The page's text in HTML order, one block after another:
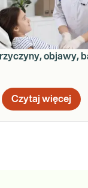
objawy,
Czytaj więcej